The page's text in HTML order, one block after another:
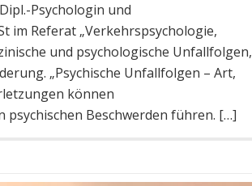
Psychologin und
im Referat „Verkehrspsychologie,
und psychologische Unfallfolgen,
„Psychische Unfallfolgen – Art,
können
Beschwerden führen. […]